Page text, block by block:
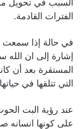
الفترات القادمة.
في حالة إذا سمعت
إشارة إلى ان الله
المستقرة بعد أن
التي تتلقها في
عند رؤية البت
على كونها انسانه